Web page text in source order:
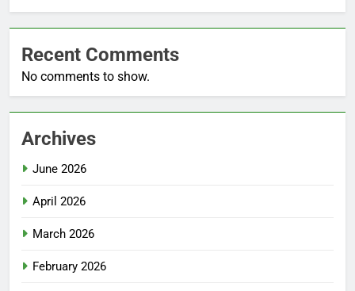
Recent Comments
No comments to show.
Archives
June 2026
April 2026
March 2026
February 2026